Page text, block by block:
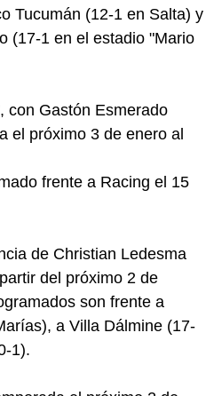
Tucumán (12-1 en Salta) y
(17-1 en el estadio "Mario
con Gastón Esmerado
el próximo 3 de enero al
frente a Racing el 15
de Christian Ledesma
del próximo 2 de
son frente a
a Villa Dálmine (17-
1).